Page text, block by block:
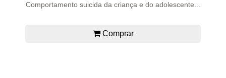
Comportamento suicida da criança e do adolescente...
Comprar